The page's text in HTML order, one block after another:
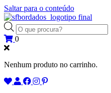
Saltar para o conteúdo
Products
search
0
Nenhum produto no carrinho.